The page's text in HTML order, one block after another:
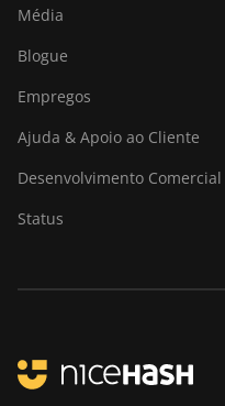
Média
Blogue
Empregos
Ajuda & Apoio ao Cliente
Desenvolvimento Comercial
Status